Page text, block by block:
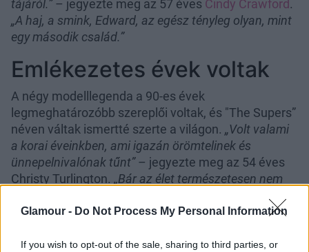
Glamour - Do Not Process My Personal Information
If you wish to opt-out of the sale, sharing to third parties, or
tájáról.”– jegyezte meg az 57 éves Cindy Crawford.
„A haj, a smink, Edward, az egész tényleg olyan, mint
egy második család.”
Emlékezetes évek voltak
A négy modelllegenda a 90-es évek
legmeghatározóbb szereplői voltak, és "The Supers”
néven váltak ismertté szerte a világon. „Volt valami
a korai éveinkben, ami igazán örömtelinek és
ünnepelnivalónak tűnt”– jegyezte meg az 54 éves
Christy Turlington. „Bár az élet természetesen nem
szórakoztató hangulata.”